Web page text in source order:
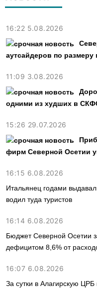
16:22 5.08.2026
аутсайдеров по размеру
11:09 3.08.2026
одними из худших в
15:26 29.07.2026
фирм Северной Осетии
16:15 6.08.2026
Итальянец годами
водил туда туристов
16:14 6.08.2026
Бюджет Северной Осетии
дефицитом 8,6% от
16:07 6.08.2026
За сутки в Алагирскую ЦРБ